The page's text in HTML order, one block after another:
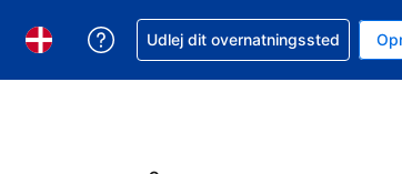
valuta. Din nuværende valuta er Amerikanske
Vælg sprog. Dit nuværende sprog er Dansk
Få hjælp til en booking
Udlej dit overnatningssted